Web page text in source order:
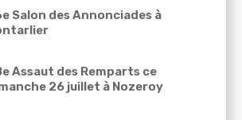
Salon des Annonciades à
Assaut des Remparts ce
26 juillet à Nozeroy